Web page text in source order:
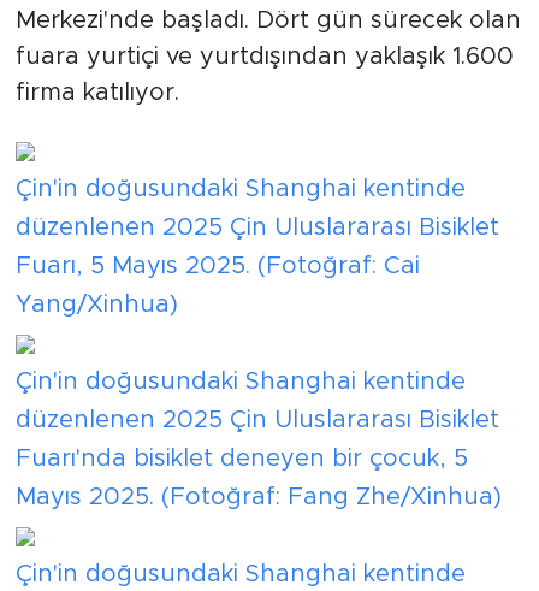
Merkezi'nde başladı. Dört gün sürecek olan
fuara yurtiçi ve yurtdışından yaklaşık 1.600
firma katılıyor.
Çin'in doğusundaki Shanghai kentinde
düzenlenen 2025 Çin Uluslararası Bisiklet
Fuarı, 5 Mayıs 2025. (Fotoğraf: Cai
Yang/Xinhua)
Çin'in doğusundaki Shanghai kentinde
düzenlenen 2025 Çin Uluslararası Bisiklet
Fuarı'nda bisiklet deneyen bir çocuk, 5
Mayıs 2025. (Fotoğraf: Fang Zhe/Xinhua)
Çin'in doğusundaki Shanghai kentinde